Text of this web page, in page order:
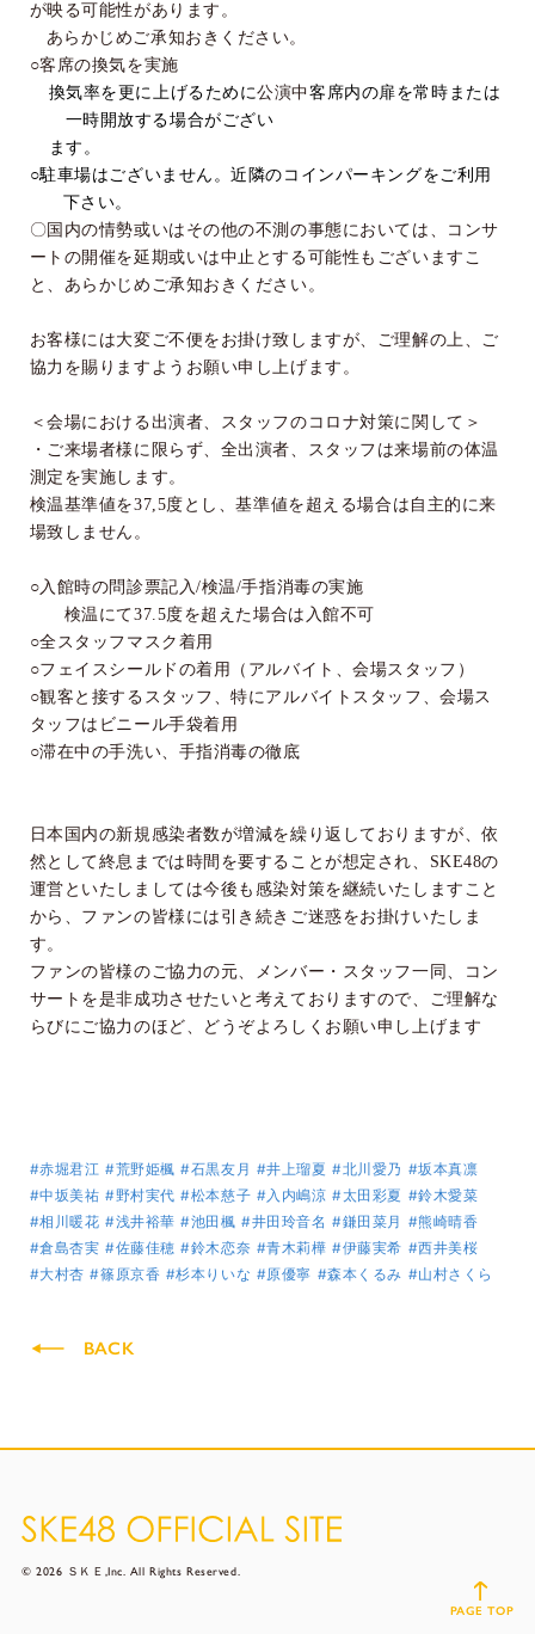
が映る可能性があります。
あらかじめご承知おきください。
○客席の換気を実施
換気率を更に上げるために公演中客席内の扉を常時または
一時開放する場合がござい
ます。
○駐車場はございません。近隣のコインパーキングをご利用
下さい。
〇国内の情勢或いはその他の不測の事態においては、コンサ
ートの開催を延期或いは中止とする可能性もございますこ
と、あらかじめご承知おきください。
お客様には大変ご不便をお掛け致しますが、ご理解の上、ご
協力を賜りますようお願い申し上げます。
＜会場における出演者、スタッフのコロナ対策に関して＞
・ご来場者様に限らず、全出演者、スタッフは来場前の体温
測定を実施します。
検温基準値を37,5度とし、基準値を超える場合は自主的に来
場致しません。
○入館時の問診票記入/検温/手指消毒の実施
検温にて37.5度を超えた場合は入館不可
○全スタッフマスク着用
○フェイスシールドの着用（アルバイト、会場スタッフ）
○観客と接するスタッフ、特にアルバイトスタッフ、会場ス
タッフはビニール手袋着用
○滞在中の手洗い、手指消毒の徹底
日本国内の新規感染者数が増減を繰り返しておりますが、依
然として終息までは時間を要することが想定され、 SKE48の
運営といたしましては今後も感染対策を継続いたしますこと
から、ファンの皆様には引き続きご迷惑をお掛けいたしま
す。
ファンの皆様のご協力の元、メンバー・スタッフ一同、コン
サートを是非成功させたいと考えておりますので、ご理解な
らびにご協力のほど、どうぞよろしくお願い申し上げます
#赤堀君江 #荒野姫楓 #石黒友月 #井上瑠夏 #北川愛乃 #坂本真凛
#中坂美祐 #野村実代 #松本慈子 #入内嶋涼 #太田彩夏 #鈴木愛菜
#相川暖花 #浅井裕華 #池田楓 #井田玲音名 #鎌田菜月 #熊崎晴香
#倉島杏実 #佐藤佳穂 #鈴木恋奈 #青木莉樺 #伊藤実希 #西井美桜
#大村杏 #篠原京香 #杉本りいな #原優寧 #森本くるみ #山村さくら
BACK
© 2026 ＳＫＥ,Inc. All Rights Reserved.
PAGE TOP